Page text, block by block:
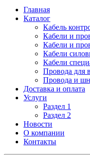
Главная
Каталог
Кабель
Кабели и
Кабели и
Кабели
Кабели
Провода для
Провода и
Доставка и оплата
Услуги
Раздел 1
Раздел 2
Новости
О компании
Контакты